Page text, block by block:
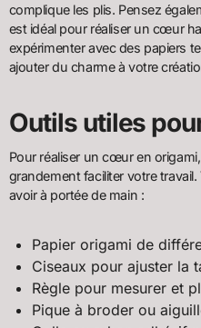
complique les plis. Pensez
est idéal pour réaliser un cœur
expérimenter avec des papiers
ajouter du charme à votre
Outils utiles
Pour réaliser un cœur en
grandement faciliter votre
avoir à portée de main :
Papier origami de
Ciseaux pour ajuster la
Règle pour mesurer et
Pique à broder ou